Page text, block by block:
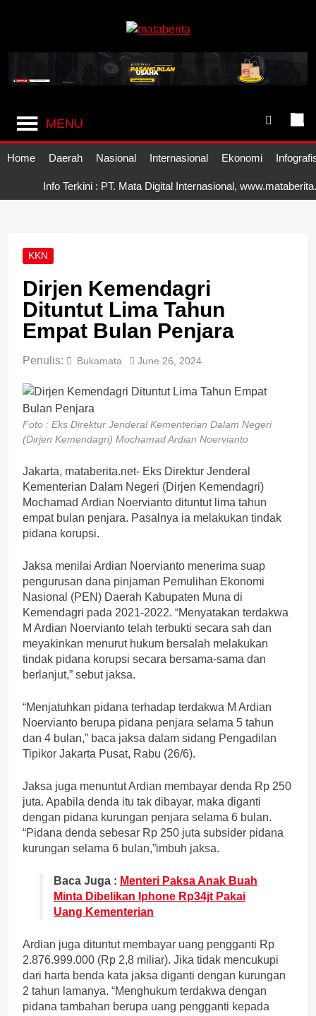
Mataberita
MENU
Home Daerah Nasional Internasional Ekonomi
Info Terkini : PT. Mata Digital Internasional,
KKN
Dirjen Kemendagri
Dituntut Lima Tahun
Empat Bulan Penjara
Penulis: Bukamata June 26, 2024
Foto : Eks Direktur Jenderal Kementerian Dalam Negeri
(Dirjen Kemendagri) Mochamad Ardian Noervianto
Jakarta, mataberita.net- Eks Direktur Jenderal
Kementerian Dalam Negeri (Dirjen Kemendagri)
Mochamad Ardian Noervianto dituntut lima tahun
empat bulan penjara. Pasalnya ia melakukan tindak
pidana korupsi.
Jaksa menilai Ardian Noervianto menerima suap
pengurusan dana pinjaman Pemulihan Ekonomi
Nasional (PEN) Daerah Kabupaten Muna di
Kemendagri pada 2021-2022. “Menyatakan terdakwa
M Ardian Noervianto telah terbukti secara sah dan
meyakinkan menurut hukum bersalah melakukan
tindak pidana korupsi secara bersama-sama dan
berlanjut,” sebut jaksa.
“Menjatuhkan pidana terhadap terdakwa M Ardian
Noervianto berupa pidana penjara selama 5 tahun
dan 4 bulan,” baca jaksa dalam sidang Pengadilan
Tipikor Jakarta Pusat, Rabu (26/6).
Jaksa juga menuntut Ardian membayar denda Rp 250
juta. Apabila denda itu tak dibayar, maka diganti
dengan pidana kurungan penjara selama 6 bulan.
“Pidana denda sebesar Rp 250 juta subsider pidana
kurungan selama 6 bulan,”imbuh jaksa.
Baca Juga : Menteri Paksa Anak Buah
Minta Dibelikan Iphone Rp34jt Pakai
Uang Kementerian
Ardian juga dituntut membayar uang pengganti Rp
2.876.999.000 (Rp 2,8 miliar). Jika tidak mencukupi
dari harta benda kata jaksa diganti dengan kurungan
2 tahun lamanya. “Menghukum terdakwa dengan
pidana tambahan berupa uang pengganti kepada